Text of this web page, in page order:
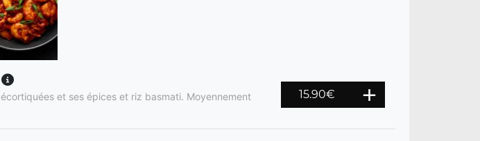
et ses épices et riz basmati. Moyennement
15.90€